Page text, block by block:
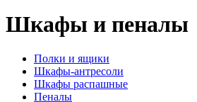
Шкафы и пеналы
Полки и ящики
Шкафы-антресоли
Шкафы распашные
Пеналы